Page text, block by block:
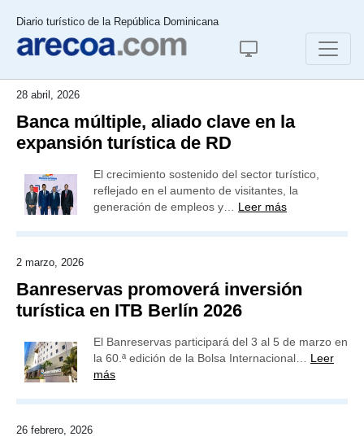
Diario turístico de la República Dominicana
28 abril, 2026
Banca múltiple, aliado clave en la
expansión turística de RD
El crecimiento sostenido del sector turístico,
reflejado en el aumento de visitantes, la
generación de empleos y… Leer más
2 marzo, 2026
Banreservas promoverá inversión
turística en ITB Berlín 2026
El Banreservas participará del 3 al 5 de marzo en
la 60.ª edición de la Bolsa Internacional… Leer
más
26 febrero, 2026